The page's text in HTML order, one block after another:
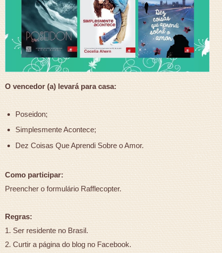
O vencedor (a) levará para casa:
Poseidon;
Simplesmente Acontece;
Dez Coisas Que Aprendi Sobre o Amor.
Como participar:
Preencher o formulário Rafflecopter.
Regras:
1. Ser residente no Brasil.
2. Curtir a página do blog no Facebook.